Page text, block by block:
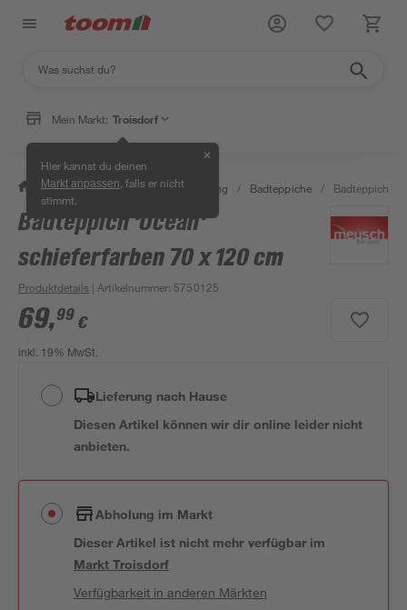
Mein Markt: Troisdorf
Hier kannst du deinen
Markt anpassen , falls er nicht
stimmt.
✕
/ Bad & Sanitär / Bad-Ausstattung / Badteppiche / Badteppich
Badteppich 'Ocean'
schieferfarben 70 x 120 cm
Produktdetails | Artikelnummer: 5750125
69,99 €
inkl. 19% MwSt.
Lieferung nach Hause
Diesen Artikel können wir dir online leider nicht
anbieten.
Abholung im Markt
Dieser Artikel ist nicht mehr verfügbar im
MarktTroisdorf
Verfügbarkeit in anderen Märkten